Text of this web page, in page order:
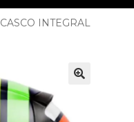
CASCO INTEGRAL